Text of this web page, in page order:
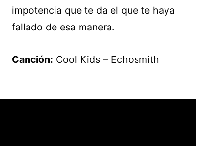
impotencia que te da el que te haya
fallado de esa manera.
Canción: Cool Kids – Echosmith